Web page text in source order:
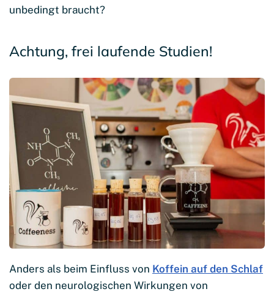
unbedingt braucht?
Achtung, frei laufende Studien!
Anders als beim Einfluss von Koffein auf den Schlaf
oder den neurologischen Wirkungen von